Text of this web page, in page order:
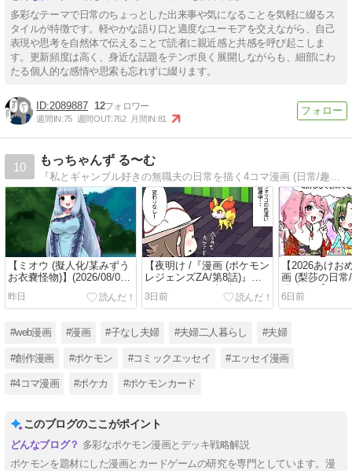
多彩なテーマで日常のちょっとした出来事や気になることを気軽に綴るス
タイルが特徴です。軽やかな語り口と適度なユーモアを交えながら、自己
表現や思考を自然体で伝えることで読者に親近感と共感を呼び起こしま
す。更新頻度は高く、身近な話題をテンポ良く展開しながらも、細部にわ
たる個人的な感情や思索も忘れずに綴ります。
2089887 12
週間IN:75 週間OUT:762 月間IN:81
10
もっちゃんず る〜む
【ミオウ (擬人化/某みずう
お衣嚢怪物)】(2026/08/06
[vol.27])
昨日
【夜明け /『漫画 (ポケモン
レジェンズZA/第8話)』】
(2026/08/04 [26記事目])
3日前
【2026あけお
画 (梨莎の日
第1話)』】
記事目])
6日前
#web漫画 #漫画 #子なし夫婦 #夫婦二人暮らし #夫婦
#創作漫画 #ポケモン #コミックエッセイ #エッセイ漫画
#4コマ漫画 #ポケカ #ポケモンカード
このブログのここがポイント
多彩なポケモン漫画とデッキ戦略解説
ポケモンを題材にした漫画とカードゲームの研究を専門としています。漫